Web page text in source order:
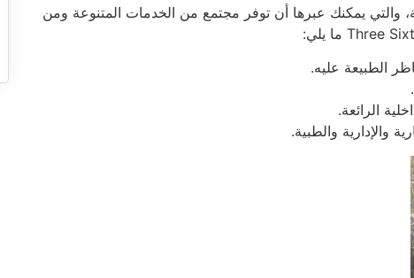
والتي يمكنك عبرها أن توفر مجتمع من الخدمات المتنوعة ومن
الرائعة.